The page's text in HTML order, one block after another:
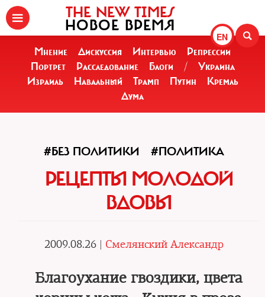
EN
THE NEW TIMES
НОВОЕ ВРЕМЯ
Мнение Дискуссия Интервью
Репрессии
Портрет
Расследование Блоги /
Украина
Израиль
Навальный Трамп Путин
Кремль
Дума
#БЕЗ ПОЛИТИКИ #ПОЛИТИКА
РЕЦЕПТЫ МОЛОДОЙ
ВДОВЫ
2009.08.26 | Смелянский Александр
Благоухание гвоздики, цвета